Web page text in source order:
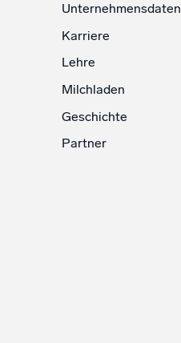
Unternehmensdaten
Karriere
Lehre
Milchladen
Geschichte
Partner